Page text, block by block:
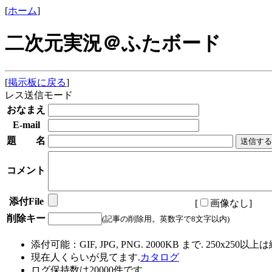
[ホーム]
二次元実況＠ふたボード
[掲示板に戻る]
レス送信モード
おなまえ
E-mail
題 名
コメント
添付File [ 画像なし]
削除キー
(記事の削除用。英数字で8文字以内)
添付可能：GIF, JPG, PNG. 2000KB まで. 250x250以上は
現在 人くらいが見てます.カタログ
ログ保持数は20000件です